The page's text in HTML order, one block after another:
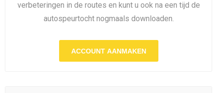
verbeteringen in de routes en kunt u ook na een tijd de
autospeurtocht nogmaals downloaden.
ACCOUNT AANMAKEN